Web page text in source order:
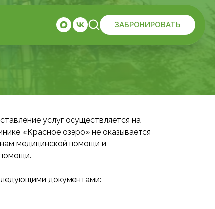
ЗАБРОНИРОВАТЬ
услуг осуществляется на
«Красное озеро» не оказывается
медицинской помощи и
документами: